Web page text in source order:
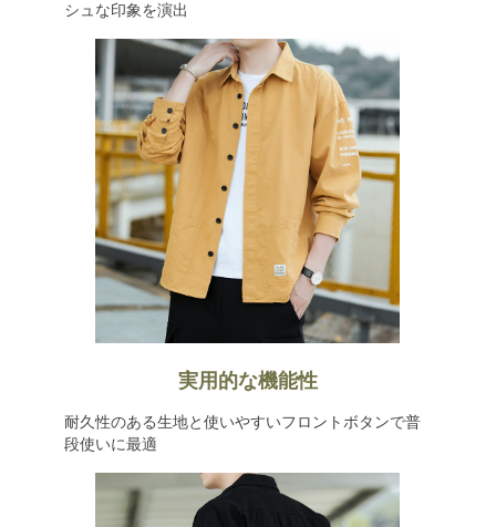
シュな印象を演出
実用的な機能性
耐久性のある生地と使いやすいフロントボタンで普
段使いに最適